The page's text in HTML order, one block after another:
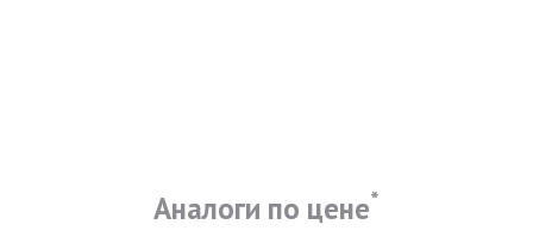
Аналоги по цене*